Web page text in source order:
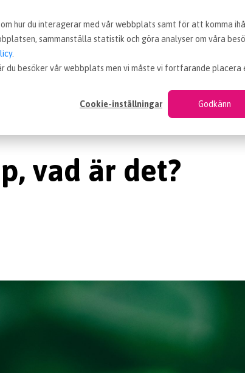
hur du interagerar med vår webbplats samt för att komma
sammanställa statistik och göra analyser om våra
.
du besöker vår webbplats men vi måste vi fortfarande placera
Cookie-inställningar Godkänn
BLOGG ARTIKLAR
vad är det?